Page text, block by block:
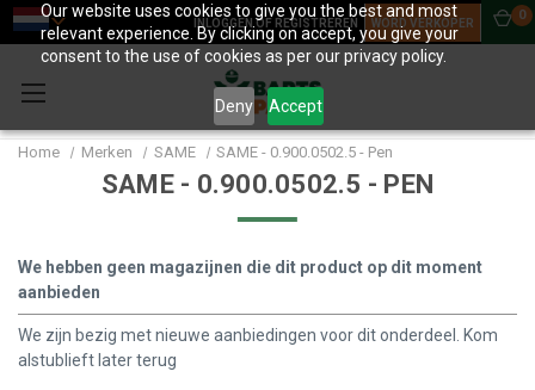
Our website uses cookies to give you the best and most
relevant experience. By clicking on accept, you give your
consent to the use of cookies as per our privacy policy.
Deny Accept
INLOGGEN OF REGISTREREN WORD VERKOPER
0
Home Merken SAME SAME - 0.900.0502.5 - Pen
SAME - 0.900.0502.5 - PEN
We hebben geen magazijnen die dit product op dit moment
aanbieden
We zijn bezig met nieuwe aanbiedingen voor dit onderdeel. Kom
alstublieft later terug